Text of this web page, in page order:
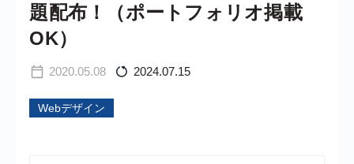
2020.05.08 2024.07.15
Webデザイン
題配布！（ポートフォリオ掲載
OK）